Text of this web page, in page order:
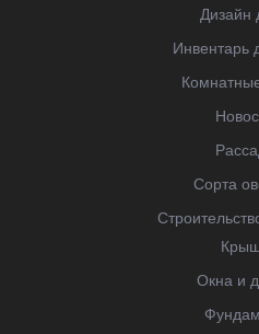
Дизайн
Инвентарь
Сорта
Окна и